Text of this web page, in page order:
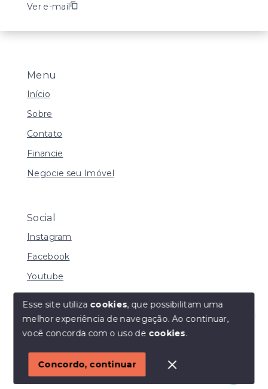
Olá! Estamos disponíveis para te ajudar.
Menu
Início
Sobre
Contato
Financie
Negocie seu Imóvel
Social
Instagram
Facebook
Youtube
© Copyright 2026 - I URBE CONSULTORIA
IMOBILIÁRIA | CRECI 33.934 J - Todos os direitos
SITE PARA IMOBILIARIA
Ver e-mail
Esse site utiliza cookies, que possibilitam uma
melhor experiência de navegação.Ao continuar,
você concorda com o uso de cookies.
Concordo, continuar